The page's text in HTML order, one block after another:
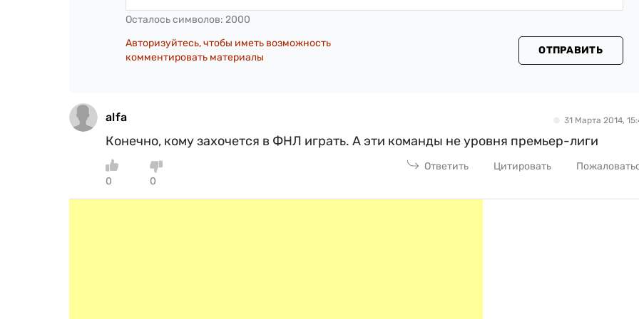
Осталось символов: 2000
Авторизуйтесь, чтобы иметь возможность
комментировать материалы
ОТПРАВИТЬ
alfa 31 Марта 2014,
Конечно, кому захочется в ФНЛ играть. А эти команды не уровня премьер-лиги
0 0
Ответить Цитировать